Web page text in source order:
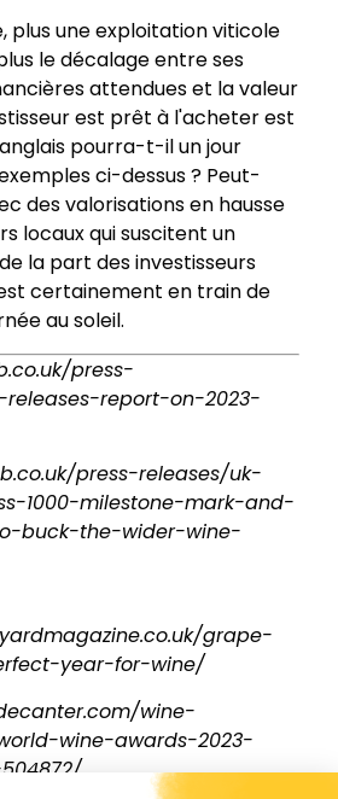
plus une exploitation viticole
le décalage entre ses
attendues et la valeur
est prêt à l'acheter est
pourra-t-il un jour
ci-dessus ? Peut-
des valorisations en hausse
locaux qui suscitent un
la part des investisseurs
certainement en train de
au soleil.
press-
report-on-2023-
press-releases/uk-
1000-milestone-mark-and-
buck-the-wider-wine-
grape-
year-for-wine/
wine-
wine-awards-2023-